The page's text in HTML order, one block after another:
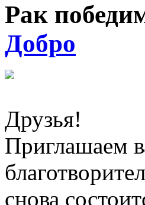
Рак
Добро
Друзья!
Приглашаем
снова